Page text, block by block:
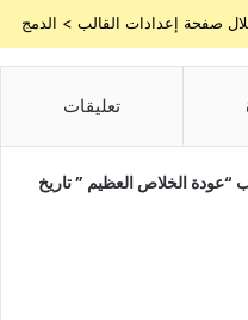
تعليقات
“عودة الخلاص العظيم ” تاريخ